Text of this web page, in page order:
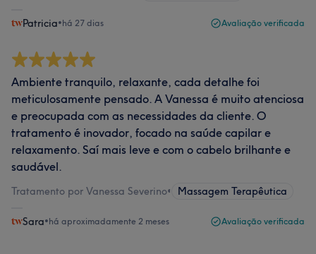
Patricia•há 27 dias Avaliação verificada
Ambiente tranquilo, relaxante, cada detalhe foi
meticulosamente pensado. A Vanessa é muito atenciosa
e preocupada com as necessidades da cliente. O
tratamento é inovador, focado na saúde capilar e
relaxamento. Saí mais leve e com o cabelo brilhante e
saudável.
Tratamento por Vanessa Severino• Massagem Terapêutica
Sara•há aproximadamente 2 meses Avaliação verificada